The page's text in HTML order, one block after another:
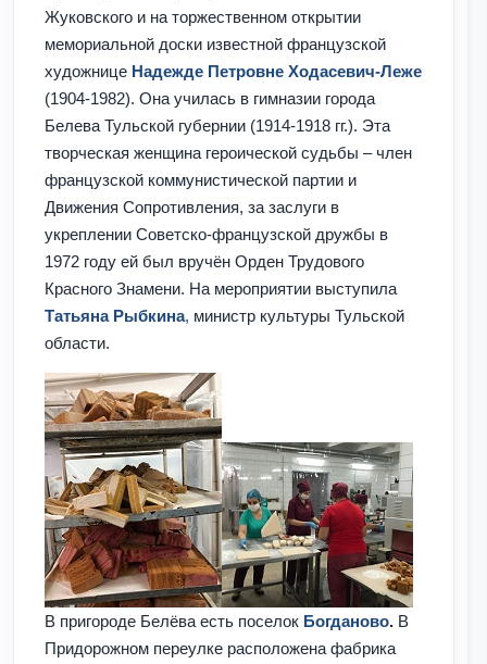
Жуковского и на торжественном открытии
мемориальной доски известной французской
художнице Надежде Петровне Ходасевич-Леже
(1904-1982). Она училась в гимназии города
Белева Тульской губернии (1914-1918 гг.). Эта
творческая женщина героической судьбы – член
французской коммунистической партии и
Движения Сопротивления, за заслуги в
укреплении Советско-французской дружбы в
1972 году ей был вручён Орден Трудового
Красного Знамени. На мероприятии выступила
Татьяна Рыбкина, министр культуры Тульской
области.
В пригороде Белёва есть поселок Богданово. В
Придорожном переулке расположена фабрика